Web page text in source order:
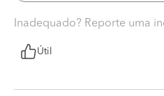
Inadequado? Reporte uma
Útil